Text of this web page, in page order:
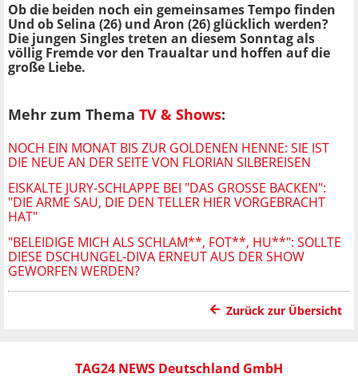
Ob die beiden noch ein gemeinsames Tempo finden
Und ob Selina (26) und Aron (26) glücklich werden?
Die jungen Singles treten an diesem Sonntag als
völlig Fremde vor den Traualtar und hoffen auf die
große Liebe.
Mehr zum Thema TV & Shows:
NOCH EIN MONAT BIS ZUR GOLDENEN HENNE: SIE IST
DIE NEUE AN DER SEITE VON FLORIAN SILBEREISEN
EISKALTE JURY-SCHLAPPE BEI "DAS GROSSE BACKEN": "
DIE ARME SAU, DIE DEN TELLER HIER VORGEBRACHT H
AT"
"BELEIDIGE MICH ALS SCHLAM**, FOT**, HU**": SOLLTE
DIESE DSCHUNGEL-DIVA ERNEUT AUS DER SHOW
GEWORFEN WERDEN?
Zurück zur Übersicht
TAG24 NEWS Deutschland GmbH